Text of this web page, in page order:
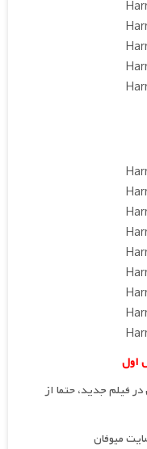
اول
فیلم جدید، حتما از
میوفان